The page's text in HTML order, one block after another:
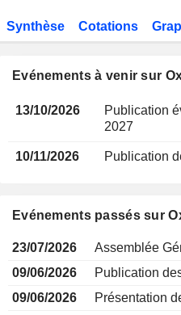
Synthèse Cotations
Evénements à venir sur
13/10/2026
Publication
2027
10/11/2026 Publication
Evénements passés sur
23/07/2026
Assemblée
09/06/2026
Publication
09/06/2026
Présentation